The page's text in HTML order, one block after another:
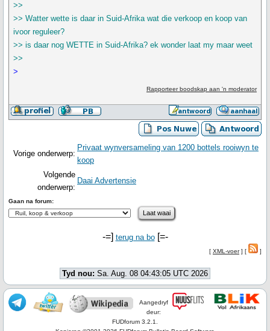
>>
>> Watter wette is daar in Suid-Afrika wat die verkoop en koop van
ivoor reguleer?
>> is daar nog WETTE in Suid-Afrika? ek wonder laat my maar weet
>>
>
Rapporteer boodskap aan 'n moderator
Vorige onderwerp:
Privaat wynversameling van 1200 bottels rooiwyn te
koop
Volgende
onderwerp:
Daai Advertensie
Gaan na forum:
-=] terug na bo[=-
[ XML-voer] [ ]
Tyd nou: Sa. Aug. 08 04:43:05 UTC 2026
Aangedryf
deur:
FUDforum 3.2.1.